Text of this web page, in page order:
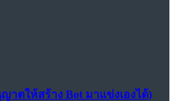
าตให้สร้าง Bot มาแข่งเองได้)